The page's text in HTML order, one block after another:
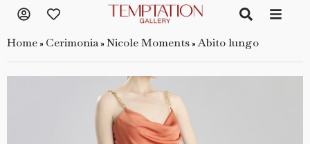
Home» Cerimonia» Nicole Moments»Abito lungo